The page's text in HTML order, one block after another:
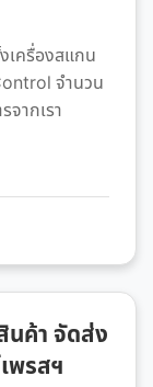
เครื่องสแกน
จำนวน
ากเรา
นค้า จัดส่ง
พรสฯ